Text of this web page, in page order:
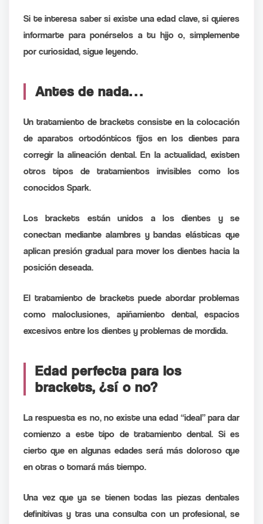
Si te interesa saber si existe una edad clave, si quieres
informarte para ponérselos a tu hijo o, simplemente
por curiosidad, sigue leyendo.
Antes de nada…
Un tratamiento de brackets consiste en la colocación
de aparatos ortodónticos fijos en los dientes para
corregir la alineación dental. En la actualidad, existen
otros tipos de tratamientos invisibles como los
conocidos Spark.
Los brackets están unidos a los dientes y se
conectan mediante alambres y bandas elásticas que
aplican presión gradual para mover los dientes hacia la
posición deseada.
El tratamiento de brackets puede abordar problemas
como maloclusiones, apiñamiento dental, espacios
excesivos entre los dientes y problemas de mordida.
Edad perfecta para los
brackets, ¿sí o no?
La respuesta es no, no existe una edad “ideal” para dar
comienzo a este tipo de tratamiento dental. Si es
cierto que en algunas edades será más doloroso que
en otras o tomará más tiempo.
Una vez que ya se tienen todas las piezas dentales
definitivas y tras una consulta con un profesional, se